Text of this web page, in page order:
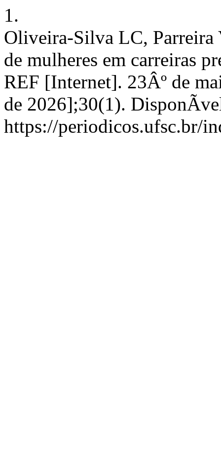
1.
Oliveira-Silva LC, Parreira
de mulheres em carreiras
REF [Internet]. 23Âº de
de 2026];30(1).
https://periodicos.ufsc.br/